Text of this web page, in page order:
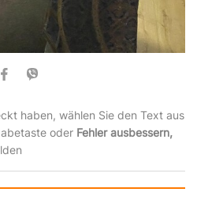
haben, wählen Sie den Text aus
oder Fehler ausbessern,